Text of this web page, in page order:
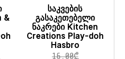
&
საკვების
გასაკეთებელი
ნაკრები Kitchen
Creations Play-doh
Hasbro
16.00₾